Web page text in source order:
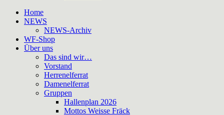
Home
NEWS
NEWS-Archiv
WF-Shop
Über uns
Das sind wir…
Vorstand
Herrenelferrat
Damenelferrat
Gruppen
Hallenplan 2026
Mottos Weisse Fräck